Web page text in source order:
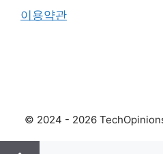
이용약관
© 2024 - 2026